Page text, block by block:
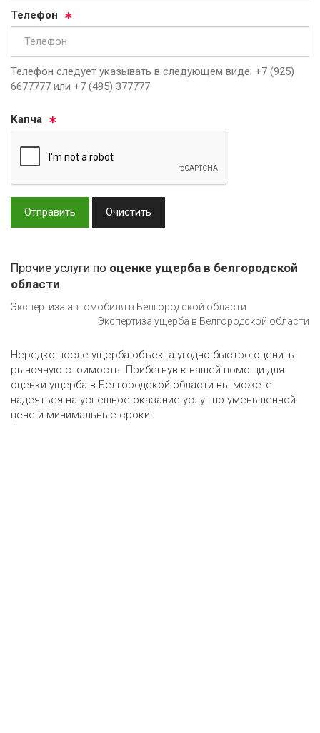
Те­ле­фон
Телефон следует указывать в следующем виде: +7 (925)
6677777 или +7 (495) 377777
Кап­ча
Отправить Очистить
Прочие услуги по оценке ущерба в белгородской
области
Экспертиза автомобиля в Белгородской области
Экспертиза ущерба в Белгородской области
Нередко после ущерба объекта угодно быстро оценить
рыночную стоимость. Прибегнув к нашей помощи для
оценки ущерба в Белгородской области вы можете
надеяться на успешное оказание услуг по уменьшенной
цене и минимальные сроки.